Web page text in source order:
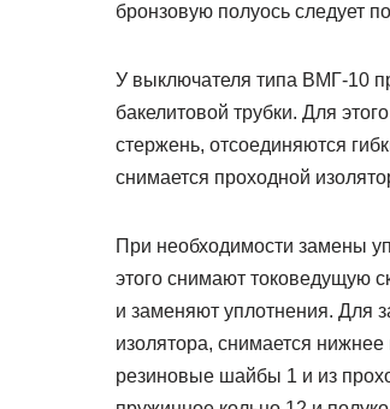
бронзовую полуось следует
У выключателя типа ВМГ-10
бакелитовой трубки. Для
стержень, отсоединяются
снимается проходной
При необходимости замены
этого снимают токоведущую
и заменяют уплотнения. Для
изолятора, снимается
резиновые шайбы 1 и из